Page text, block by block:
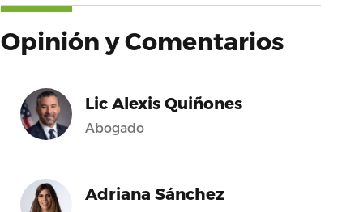
Opinión y Comentarios
Lic Alexis Quiñones
Abogado
Adriana Sánchez